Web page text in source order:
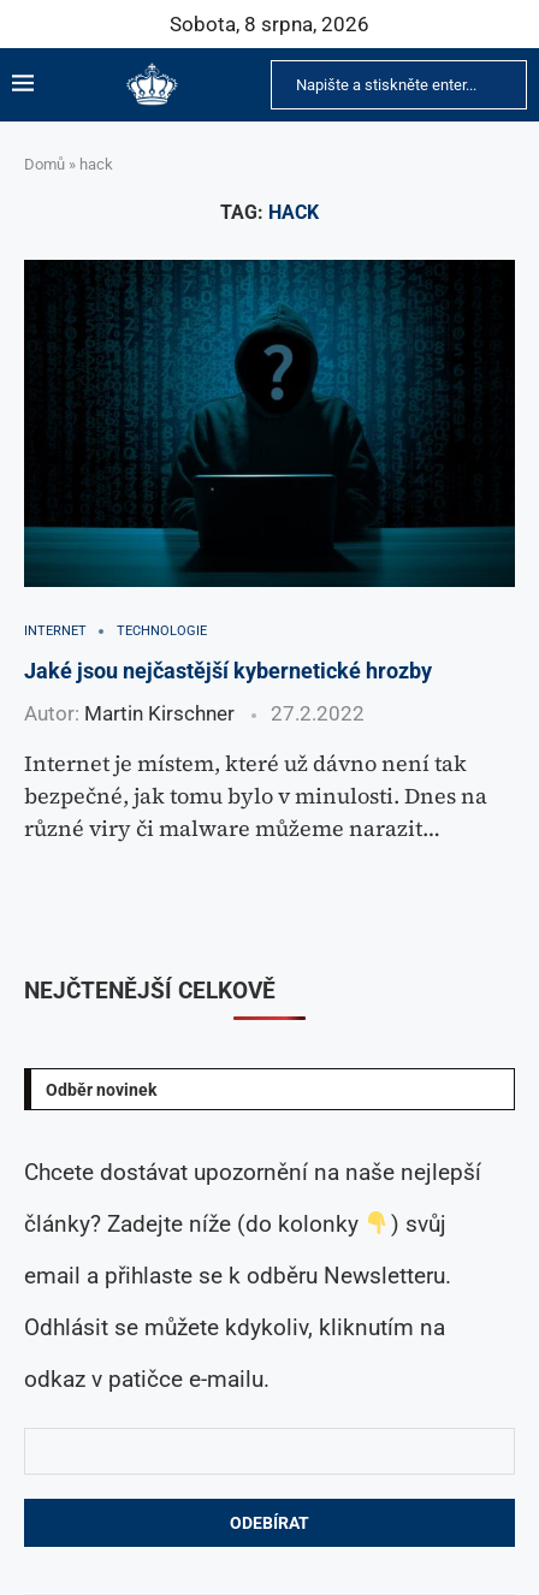
Sobota, 8 srpna, 2026
Domů » hack
TAG: HACK
INTERNET TECHNOLOGIE
Jaké jsou nejčastější kybernetické hrozby
Autor: Martin Kirschner 27.2.2022
Internet je místem, které už dávno není tak
bezpečné, jak tomu bylo v minulosti. Dnes na
různé viry či malware můžeme narazit…
Odběr novinek
Chcete dostávat upozornění na naše nejlepší
články? Zadejte níže (do kolonky
) svůj
email a přihlaste se k odběru Newsletteru.
Odhlásit se můžete kdykoliv, kliknutím na
odkaz v patičce e-mailu.
NEJČTENĚJŠÍ CELKOVĚ